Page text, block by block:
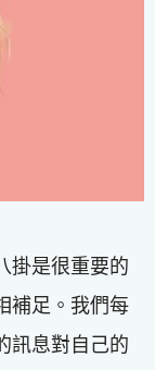
掛是很重要的
補足。我們每
訊息對自己的